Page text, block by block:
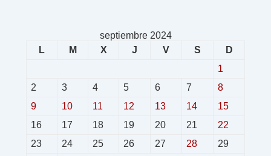
septiembre 2024
L
M X J V S
D
1
2
3 4 5 6 7
8
9
10 11 12 13 14
15
16
17 18 19 20 21
22
23
24 25 26 27 28
29